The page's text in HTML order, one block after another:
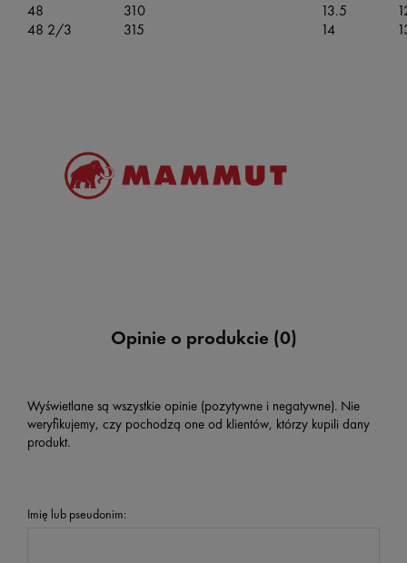
48
310 13.5
48 2/3
315 14
Opinie o produkcie (0)
Wyświetlane są wszystkie opinie (pozytywne i negatywne). Nie
weryfikujemy, czy pochodzą one od klientów, którzy kupili dany
produkt.
Imię lub pseudonim: